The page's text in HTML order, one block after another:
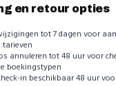
en retour opties
tot 7 dagen voor
tarieven
annuleren tot 48 uur voor
boekingstypen
in beschikbaar 48 uur